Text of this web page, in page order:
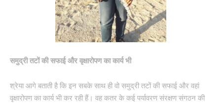
समुद्री तटों की सफाई और वृक्षारोपण का कार्य भी
श्रेया आगे बताती है कि इन सबके साथ ही वो समुद्री तटों की सफाई और वहां
वृक्षारोपण का कार्य भी कर रही हैं। वह कतर के कई पर्यावरण संरक्षण संगठन की